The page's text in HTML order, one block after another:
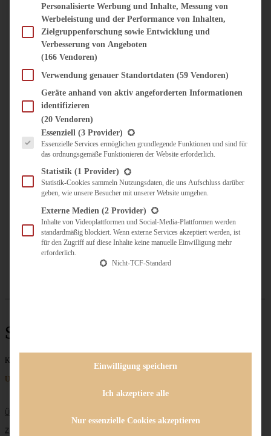
VORSPEISEN
SÜSS & HERZHAFT
BROTAUFSTRICH
DIPS, SAUCEN, CHUTNEYS
KÜCHENGESCHENKE
UNTERWEGS
KULINARISCH UNTERWEGS
ÜBER MICH
ZUSAMMENARBEIT
Schoko-Ganache
Keine Beiträge gefunden
Unternehmen
ÜBER MICH
ZUSAMMENARBEIT
Personalisierte Werbung und Inhalte, Messung von
Werbeleistung und der Performance von Inhalten,
Zielgruppenforschung sowie Entwicklung und
Verbesserung von Angeboten
(166 Vendoren)
Verwendung genauer Standortdaten (59 Vendoren)
Geräte anhand von aktiv angeforderten Informationen
identifizieren
(20 Vendoren)
Es folgt eine Liste der Service-Gruppen, für die eine Einwilligung erteilt werden
Essenziell (3 Provider)
Essenzielle Services ermöglichen grundlegende Funktionen und sind für
das ordnungsgemäße Funktionieren der Website erforderlich.
Statistik (1 Provider)
Statistik-Cookies sammeln Nutzungsdaten, die uns Aufschluss darüber
geben, wie unsere Besucher mit unserer Website umgehen.
Externe Medien (2 Provider)
Inhalte von Videoplattformen und Social-Media-Plattformen werden
standardmäßig blockiert. Wenn externe Services akzeptiert werden, ist
für den Zugriff auf diese Inhalte keine manuelle Einwilligung mehr
erforderlich.
Nicht-TCF-Standard
Einwilligung speichern
Ich akzeptiere alle
Nur essenzielle Cookies akzeptieren